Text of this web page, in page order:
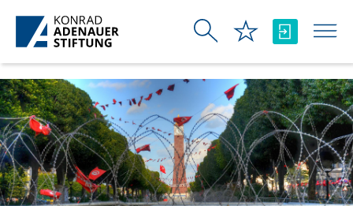
Skip to Main Content